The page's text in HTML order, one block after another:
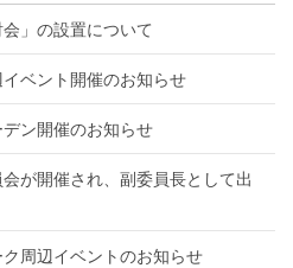
」の設置について
イベント開催のお知らせ
デン開催のお知らせ
が開催され、副委員長として出
周辺イベントのお知らせ